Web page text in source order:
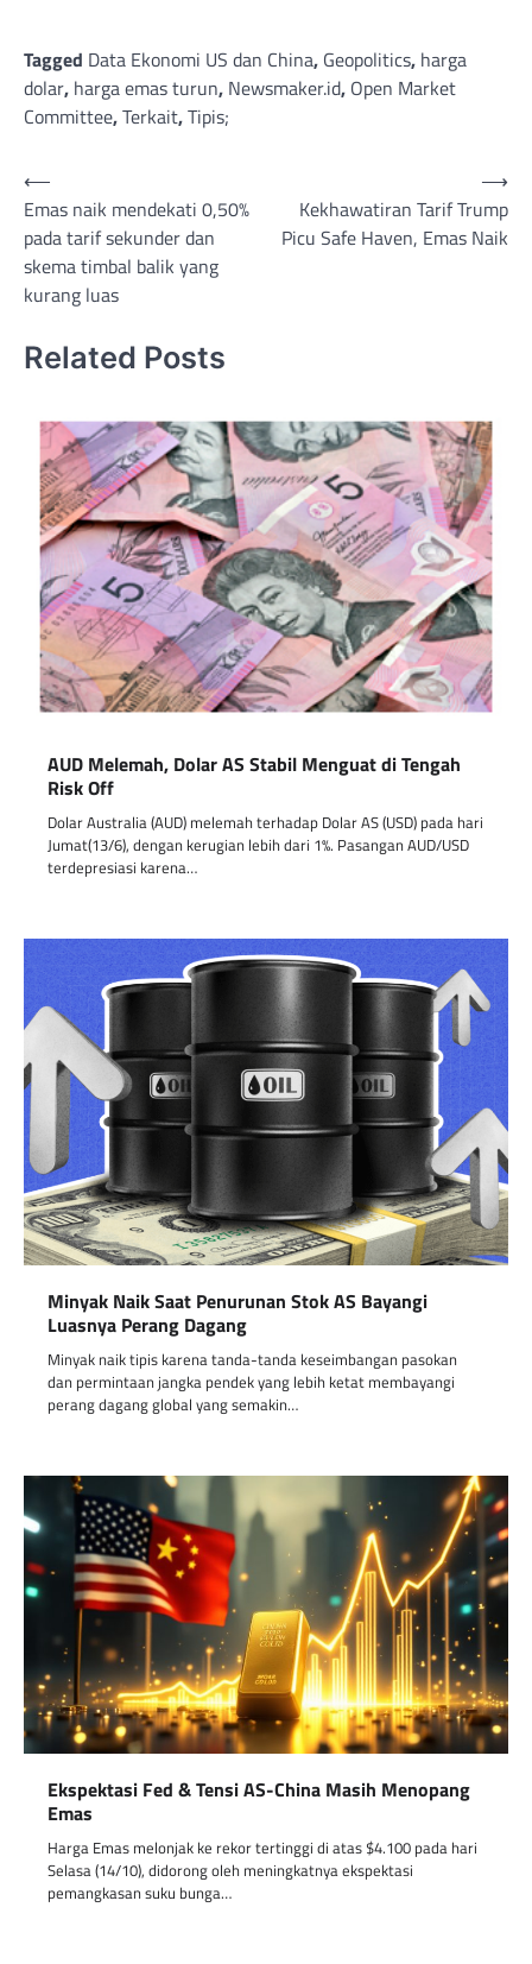
Tagged Data Ekonomi US dan China, Geopolitics, harga
dolar, harga emas turun, Newsmaker.id, Open Market
Committee,Terkait,Tipis;
Post
navigation
⟵
Emas naik mendekati 0,50%
pada tarif sekunder dan
skema timbal balik yang
kurang luas
Kekhawatiran Tarif Trump
Picu Safe Haven, Emas Naik
⟶
Related Posts
AUD Melemah, Dolar AS Stabil Menguat di Tengah
Risk Off
Dolar Australia (AUD) melemah terhadap Dolar AS (USD) pada hari
Jumat(13/6), dengan kerugian lebih dari 1%. Pasangan AUD/USD
terdepresiasi karena…
Minyak Naik Saat Penurunan Stok AS Bayangi
Luasnya Perang Dagang
Minyak naik tipis karena tanda-tanda keseimbangan pasokan
dan permintaan jangka pendek yang lebih ketat membayangi
perang dagang global yang semakin…
Ekspektasi Fed & Tensi AS-China Masih Menopang
Emas
Harga Emas melonjak ke rekor tertinggi di atas $4.100 pada hari
Selasa (14/10), didorong oleh meningkatnya ekspektasi
pemangkasan suku bunga…